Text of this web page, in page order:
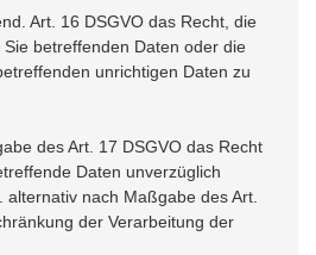
Art. 16 DSGVO das Recht, die
betreffenden Daten oder die
unrichtigen Daten zu
des Art. 17 DSGVO das Recht
Daten unverzüglich
alternativ nach Maßgabe des Art.
der Verarbeitung der